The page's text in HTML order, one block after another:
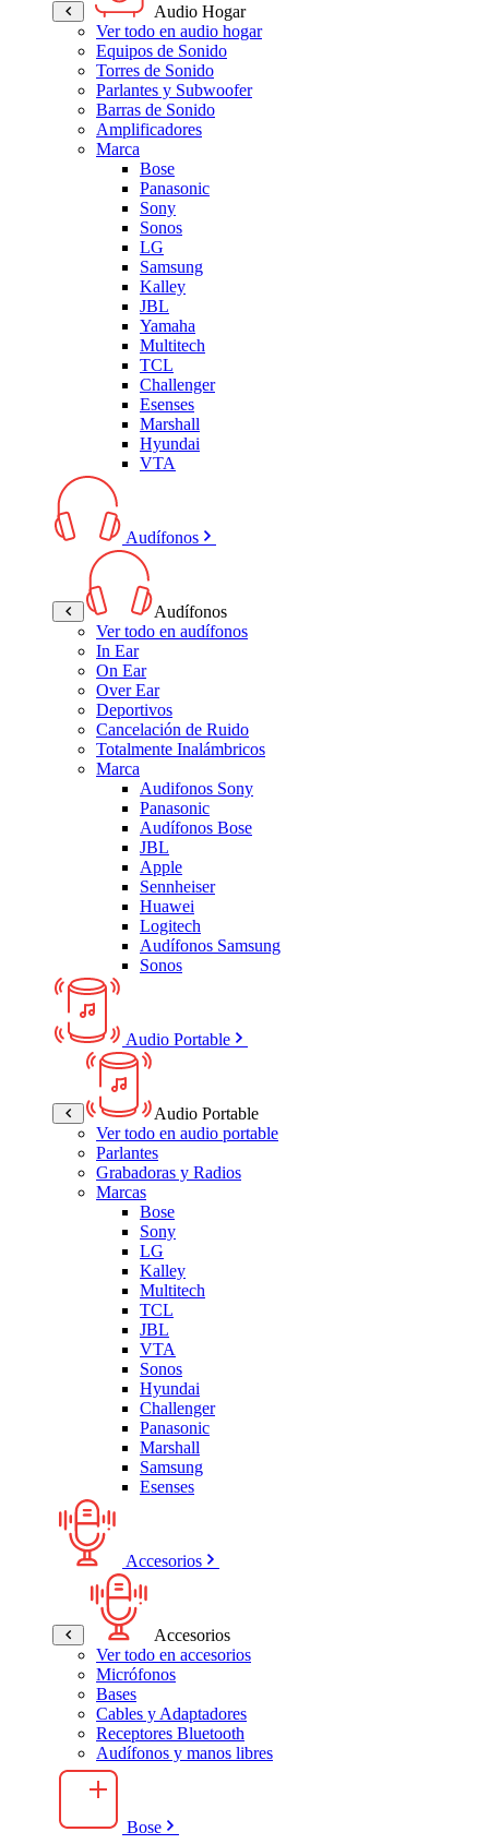
Audio Hogar
Ver todo en audio hogar
Equipos de Sonido
Torres de Sonido
Parlantes y Subwoofer
Barras de Sonido
Amplificadores
Marca
Bose
Panasonic
Sony
Sonos
LG
Samsung
Kalley
JBL
Yamaha
Multitech
TCL
Challenger
Esenses
Marshall
Hyundai
VTA
Audífonos
Audífonos
Ver todo en audífonos
In Ear
On Ear
Over Ear
Deportivos
Cancelación de Ruido
Totalmente Inalámbricos
Marca
Audifonos Sony
Panasonic
Audífonos Bose
JBL
Apple
Sennheiser
Huawei
Logitech
Audífonos Samsung
Sonos
Audio Portable
Audio Portable
Ver todo en audio portable
Parlantes
Grabadoras y Radios
Marcas
Bose
Sony
LG
Kalley
Multitech
TCL
JBL
VTA
Sonos
Hyundai
Challenger
Panasonic
Marshall
Samsung
Esenses
Accesorios
Accesorios
Ver todo en accesorios
Micrófonos
Bases
Cables y Adaptadores
Receptores Bluetooth
Audífonos y manos libres
Bose